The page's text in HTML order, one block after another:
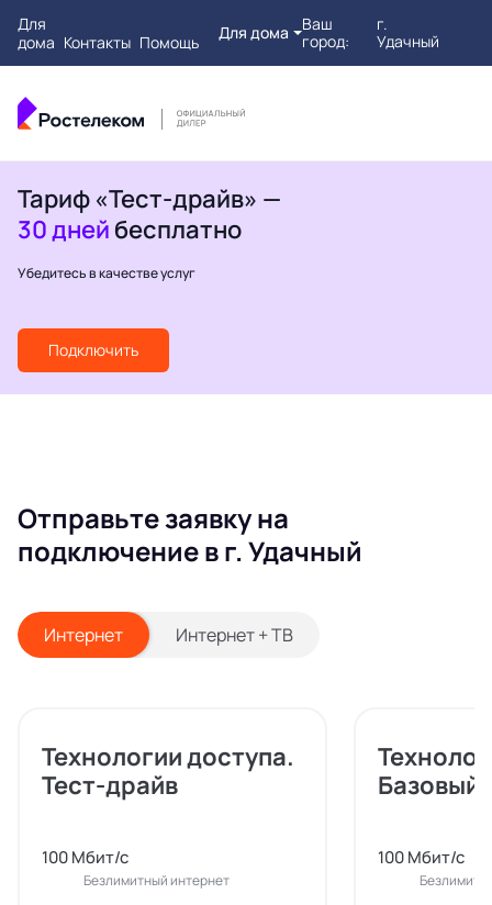
Для
дома Контакты Помощь Для дома
Ваш
город:
г.
Удачный
Тариф «Тест-драйв» —
30 дней бесплатно
Убедитесь в качестве услуг
Подключить
Отправьте заявку на
подключение в г. Удачный
Интернет Интернет + ТВ
Технологии доступа.
Тест-драйв
100 Мбит/с
Безлимитный интернет
Базовый
100 Мбит/с